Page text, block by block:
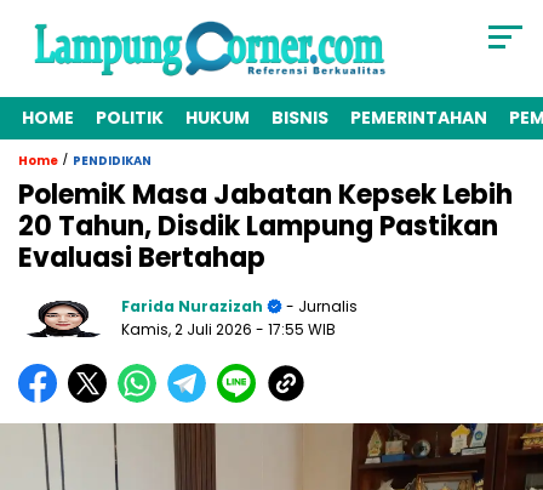
HOME POLITIK HUKUM BISNIS PEMERINTAHAN
Home / PENDIDIKAN
PolemiK Masa Jabatan Kepsek Lebih
20 Tahun, Disdik Lampung Pastikan
Evaluasi Bertahap
Farida Nurazizah
- Jurnalis
Kamis, 2 Juli 2026 - 17:55 WIB